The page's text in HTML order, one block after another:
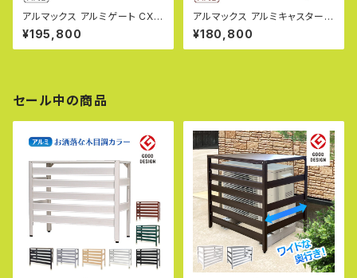
アルマックス アルミゲート CXG
2045（幅4.5m×高さ2.1m） CX
Gシリーズ パネル取付不可タイ
プ 片開き 伸縮門扉 フロアゲー
ゲート 仮設ゲートALMAX 【代
¥195,800
アルマックス アルミキャスターク
ロスゲート AXG2027（パネル
無し 幅2.7m×高さ2.1m）パネル
取付できるパネル兼用タイプ サ
¥180,800
セール中の商品